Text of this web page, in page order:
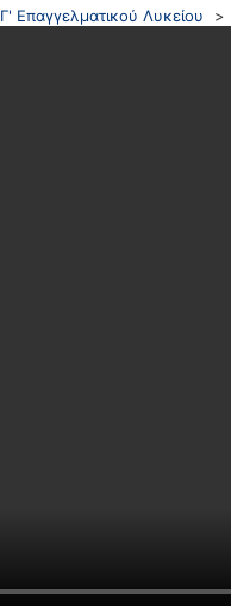
Γ' Επαγγελματικού Λυκείου